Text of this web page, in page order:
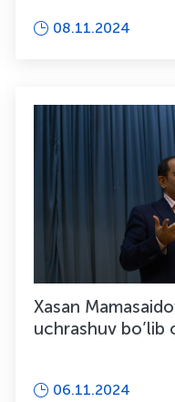
08.11.2024
Xasan
uchrashuv bo’lib
06.11.2024